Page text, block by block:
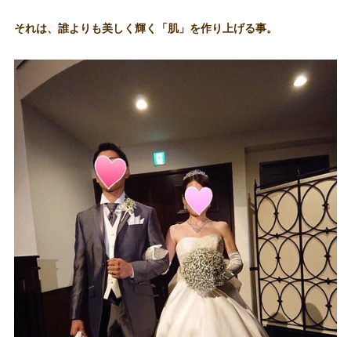
それは、誰よりも美しく輝く「肌」を作り上げる事。